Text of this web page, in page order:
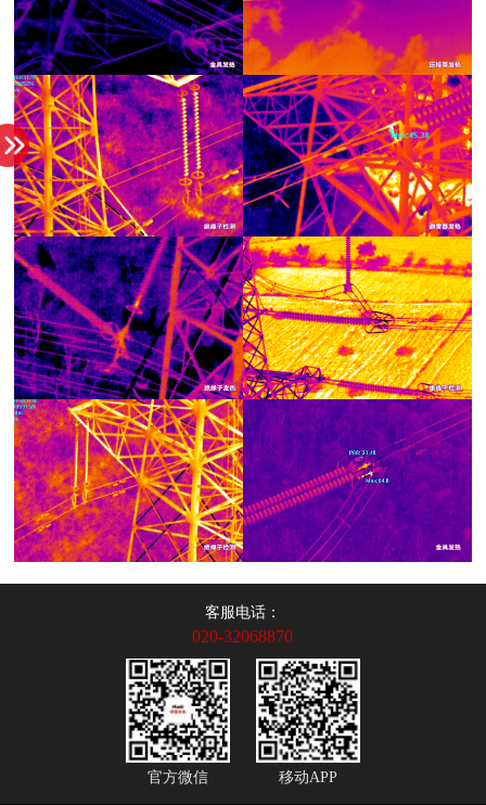
客服电话：
020-32068870
官方微信 移动APP